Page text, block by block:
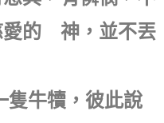
愛的 神，並不丟
隻牛犢，彼此說